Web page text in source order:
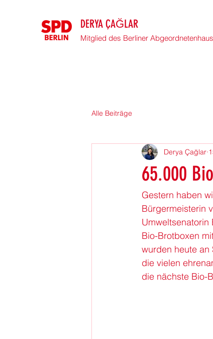
DERYA ÇAĞLAR
Mitglied des Berliner
Alle Beiträge
65.000
Derya Çağlar
Gestern haben
Bürgermeisterin
Umweltsenatorin
Bio-Brotboxen
wurden heute an
die vielen
die nächste Bio-